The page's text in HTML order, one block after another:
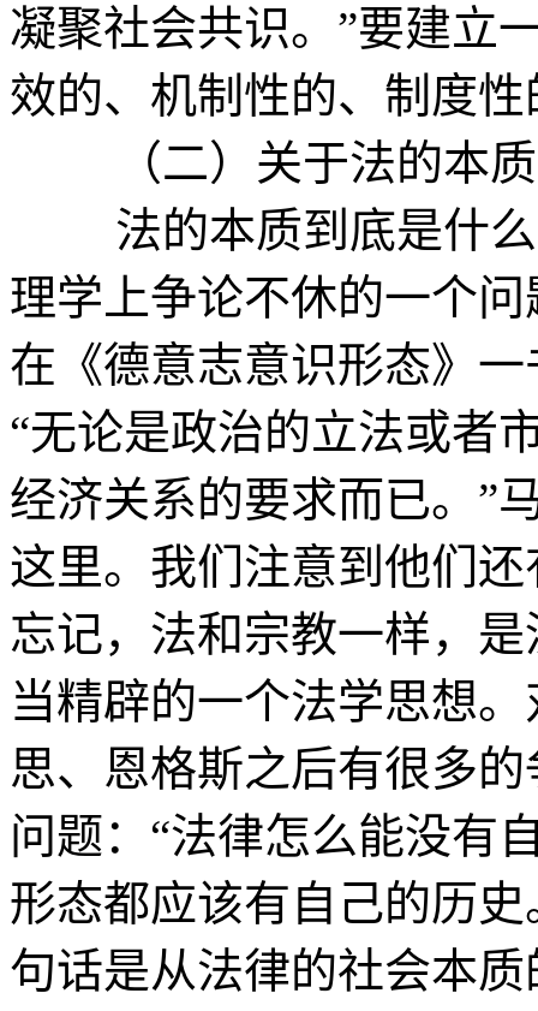
凝聚社会共识。”要建立
效的、机制性的、制度
（二）关于法的本质
法的本质到底是什么
理学上争论不休的一个
在《德意志意识形态》
“无论是政治的立法或者
经济关系的要求而已。”
这里。我们注意到他们
忘记，法和宗教一样，
当精辟的一个法学思想
思、恩格斯之后有很多
问题：“法律怎么能没有
形态都应该有自己的历
句话是从法律的社会本